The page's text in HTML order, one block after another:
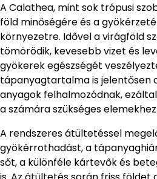
A Calathea, mint sok trópusi
föld minőségére és a
környezetre. Idővel a virágföld
tömörödik, kevesebb vizet és
gyökerek egészségét
tápanyagtartalma is jelentősen
anyagok felhalmozódnak,
a számára szükséges elemekhez.
A rendszeres átültetéssel
gyökérrothadást, a
sőt, a különféle kártevők és